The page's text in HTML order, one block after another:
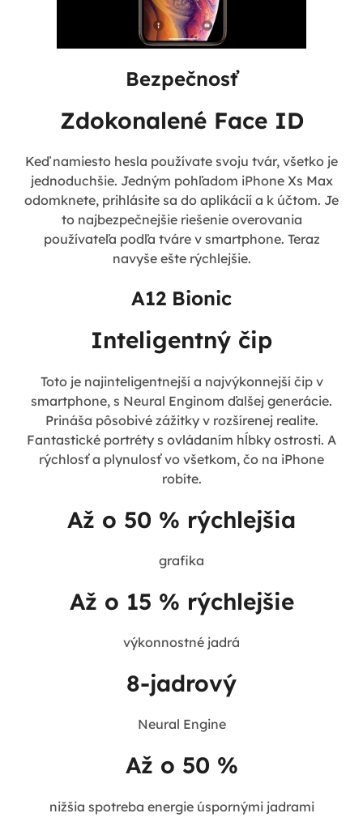
Bezpečnosť
Zdokonalené Face ID
Keď namiesto hesla používate svoju tvár, všetko je
jednoduchšie. Jedným pohľadom iPhone Xs Max
odomknete, prihlásite sa do aplikácií a k účtom. Je
to najbezpečnejšie riešenie overovania
používateľa podľa tváre v smartphone. Teraz
navyše ešte rýchlejšie.
A12 Bionic
Inteligentný čip
Toto je najinteligentnejší a najvýkonnejší čip v
smartphone, s Neural Enginom ďalšej generácie.
Prináša pôsobivé zážitky v rozšírenej realite.
Fantastické portréty s ovládaním hĺbky ostrosti. A
rýchlosť a plynulosť vo všetkom, čo na iPhone
robíte.
Až o 50 % rýchlejšia
grafika
Až o 15 % rýchlejšie
výkonnostné jadrá
8-jadrový
Neural Engine
Až o 50 %
nižšia spotreba energie úspornými jadrami